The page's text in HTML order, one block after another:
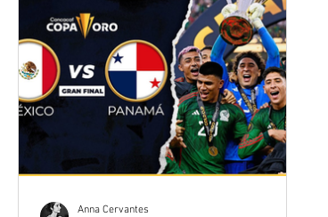
Servicio Social
Anna Cervantes